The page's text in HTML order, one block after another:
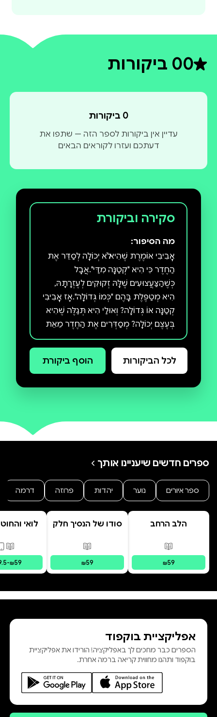
0דירוג ממוצע 0 מתוך 5
0 ביקורות
0 ביקורות
עדיין אין ביקורות לספר הזה — שתפו את
דעתכם ועזרו לקוראים הבאים
סקירה וביקורת
מה הסיפור:
אׇבִיבִי אוֹמֶרֶת שֶׁהִיא לֹא יְכוֹלָה לְסַדֵּר אֶת
הַחֶדֶר כִּי הִיא "קְטַנָּה מִדַּי".אֲבָל
כְּשֶׁהַצַּעֲצוּעִים שֶׁלָּהּ זְקוּקִים לְעֶזְרָתָהּ,
הִיא מְטַפֶּלֶת בָּהֶם "כְּמוֹ גְּדוֹלָה".אָז אׇבִיבִי
קְטַנָּה אוֹ גְּדוֹלָה? וְאוּלַי הִיא תְּגַלֶּה שֶׁהִיא
בְּעֶצֶם יְכוֹלָה? מְסַדְּרִים אֶת הַחֶדֶר מֵאֵת
חֵן זִילְבֶּר, הַמְּלֻוֶּה בְּאִיּוּרֶיהָ הַמְּתוּקִים שֶׁל
רַעְיָה קָרָס, מְסַפֵּר בְּחָכְמָה וּבְהוּמוֹר עַל
הַכּוֹחוֹת שֶׁחֲבוּיִים בְּכָל יֶלֶד וְיַלְדָּה, וְעַל
לכל הביקורות הוסף ביקורת
ספרים חדשים שיעניינו אותך
ספר איורים נוער יהדות פרוזה דרמה
הלב הרחב
פורמטים זמינים מודפס
₪59
סודו של הנסיך חלק
הנסתר
פורמטים זמינים
מודפס
₪59
לואי
-₪59
אפליקציית בוקפוד
הספרים כבר מחכים לך באפליקציה! הורידו את אפליקציית
בוקפוד ותהנו מחווית קריאה ברמה אחרת.